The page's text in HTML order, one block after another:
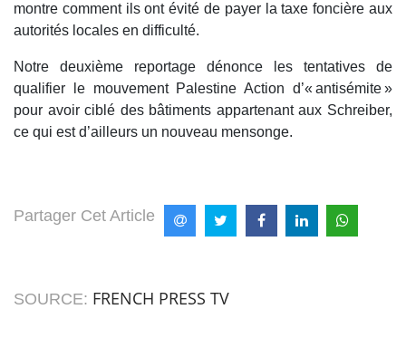
montre comment ils ont évité de payer la taxe foncière aux
autorités locales en difficulté.
Notre deuxième reportage dénonce les tentatives de
qualifier le mouvement Palestine Action d’« antisémite »
pour avoir ciblé des bâtiments appartenant aux Schreiber,
ce qui est d’ailleurs un nouveau mensonge.
Partager Cet Article
SOURCE: FRENCH PRESS TV